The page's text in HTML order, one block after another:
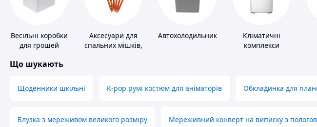
Весільні коробки
для грошей
Аксесуари для
спальних мішків,
Автохолодильники
Кліматичні
комплекси
Що шукають
Щоденники шкільні K-pop румі костюм для аніматорів Обкладинка для
Блузка з мереживом великого розміру Мереживний конверт на виписку з